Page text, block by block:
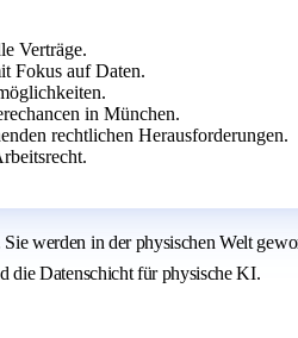
Verträge.
Fokus auf Daten.
in München.
rechtlichen Herausforderungen.
werden in der physischen Welt
die Datenschicht für physische KI.